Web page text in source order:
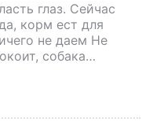
глаз. Сейчас
корм ест для
не даем Не
собака…